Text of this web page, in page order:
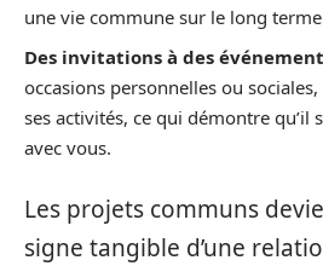
une vie commune sur le long
Des invitations à des
occasions personnelles ou
ses activités, ce qui démontre qu’il
avec vous.
Les projets communs
signe tangible d’une